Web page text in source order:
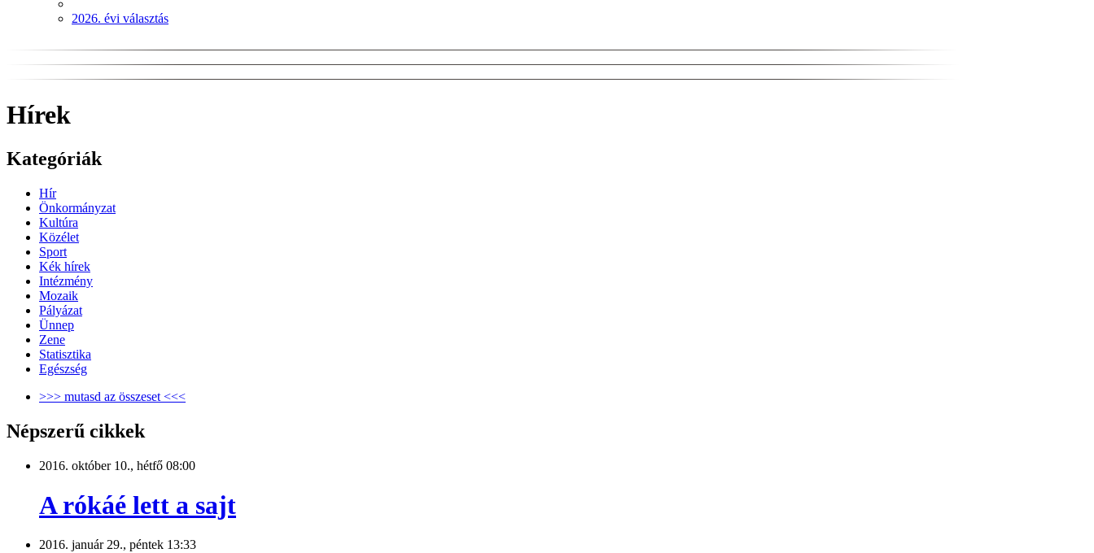
2026. évi választás
Hírek
Kategóriák
Hír
Önkormányzat
Kultúra
Közélet
Sport
Kék hírek
Intézmény
Mozaik
Pályázat
Ünnep
Zene
Statisztika
Egészség
>>> mutasd az összeset <<<
Népszerű cikkek
2016. október 10., hétfő 08:00
A rókáé lett a sajt
2016. január 29., péntek 13:33